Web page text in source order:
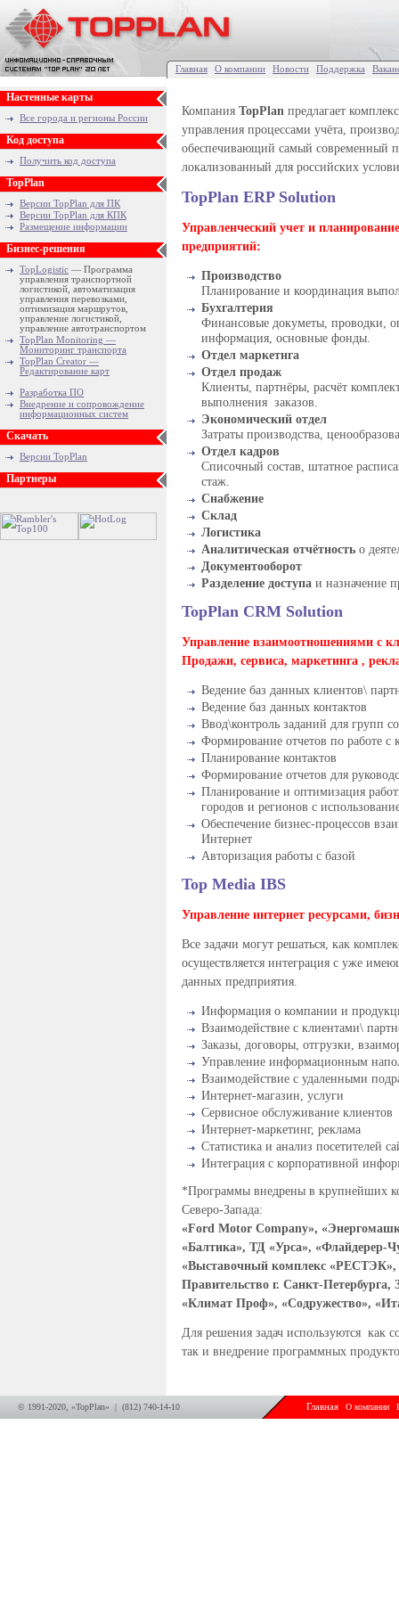
Главная О компании Новости Поддержка
Настенные карты
Все города и регионы России
Код доступа
Получить код доступа
TopPlan
Версии TopPlan для ПК
Версии TopPlan для КПК
Размещение информации
Бизнес-решения
TopLogistic — Программа
управления транспортной
логистикой, автоматизация
управления перевозками,
оптимизация маршрутов,
управление логистикой,
управление автотранспортом
TopPlan Monitoring —
Мониторинг транспорта
TopPlan Creator —
Редактирование карт
Разработка ПО
Внедрение и сопровождение
информационных систем
Скачать
Версии TopPlan
Партнеры
Компания TopPlan предлагает
управления процессами учёта,
обеспечивающий самый современный
локализованный для российских
TopPlan ERP Solution
Управленческий учет и
предприятий:
Производство
Планирование и координация
Бухгалтерия
Финансовые докуметы, проводки,
информация, основные фонды.
Отдел маркетнга
Отдел продаж
Клиенты, партнёры, расчёт
выполнения заказов.
Экономический отдел
Затраты производства,
Отдел кадров
Списочный состав, штатное
стаж.
Снабжение
Склад
Логистика
Аналитическая отчётность о
Документооборот
Разделение доступа и назначение
TopPlan CRM Solution
Управление взаимоотношениями с
Продажи, сервиса, маркетинга ,
Ведение баз данных клиентов\
Ведение баз данных контактов
Ввод\контроль заданий для групп
Формирование отчетов по работе
Планирование контактов
Формирование отчетов для
Планирование и оптимизация
городов и регионов с
Обеспечение бизнес-процессов
Интернет
Авторизация работы с базой
Top Media IBS
Управление интернет ресурсами,
Все задачи могут решаться, как
осуществляется интеграция с уже
данных предприятия.
Информация о компании и
Взаимодействие с клиентами\
Заказы, договоры, отгрузки,
Управление информационным
Взаимодействие с удаленными
Интернет-магазин, услуги
Сервисное обслуживание клиентов
Интернет-маркетинг, реклама
Статистика и анализ посетителей
Интеграция с корпоративной
*Программы внедрены в крупнейших
Северо-Запада:
«Ford Motor Company»,
«Балтика», ТД «Урса», «Флайдерер-
«Выставочный комплекс «РЕСТЭК»,
Правительство г. Санкт-Петербурга,
«Климат Проф», «Содружество»,
Для решения задач используются как
так и внедрение программных
© 1991-2020, «TopPlan» | (812) 740-14-10 Главная О компании